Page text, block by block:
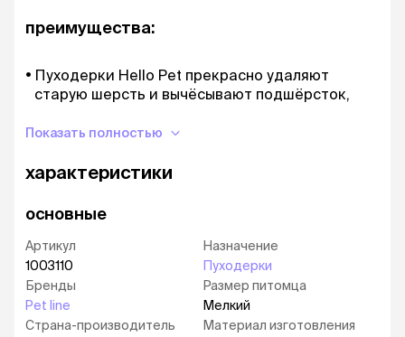
преимущества:
Пуходерки Hello Pet прекрасно удаляют
старую шерсть и вычёсывают подшёрсток,
шерсть на полную длину, стимулируют
здоровый вид.
мягко и бережно воздействуют на кожу
массажный эффект.
Оснащены эргономичной ручкой с
прорезиненными вставками и упором под
Показать полностью
характеристики
основные
Артикул
1003110
Бренды
Pet line
Страна-производитель
Назначение
Пуходерки
Размер питомца
Мелкий
Материал изготовления